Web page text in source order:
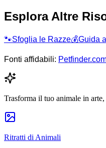
Esplora Altre
🐾Sfoglia le Razze💰Guida
Fonti affidabili:
Trasforma il tuo animale in
Ritratti di Animali